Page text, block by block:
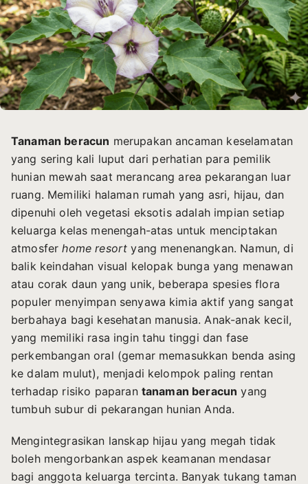
Tanaman beracun merupakan ancaman keselamatan
yang sering kali luput dari perhatian para pemilik
hunian mewah saat merancang area pekarangan luar
ruang. Memiliki halaman rumah yang asri, hijau, dan
dipenuhi oleh vegetasi eksotis adalah impian setiap
keluarga kelas menengah-atas untuk menciptakan
atmosferhome resort yang menenangkan. Namun, di
balik keindahan visual kelopak bunga yang menawan
atau corak daun yang unik, beberapa spesies flora
populer menyimpan senyawa kimia aktif yang sangat
berbahaya bagi kesehatan manusia. Anak-anak kecil,
yang memiliki rasa ingin tahu tinggi dan fase
perkembangan oral (gemar memasukkan benda asing
ke dalam mulut), menjadi kelompok paling rentan
terhadap risiko paparan tanaman beracun yang
tumbuh subur di pekarangan hunian Anda.
Mengintegrasikan lanskap hijau yang megah tidak
boleh mengorbankan aspek keamanan mendasar
bagi anggota keluarga tercinta. Banyak tukang taman